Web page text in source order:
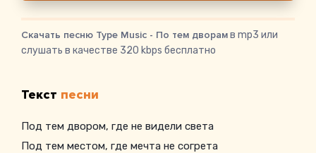
Скачать песню Type Music - По тем дворамв mp3 или
слушать в качестве 320 kbps бесплатно
Текст песни
Под тем двором, где не видели света
Под тем местом, где мечта не согрета